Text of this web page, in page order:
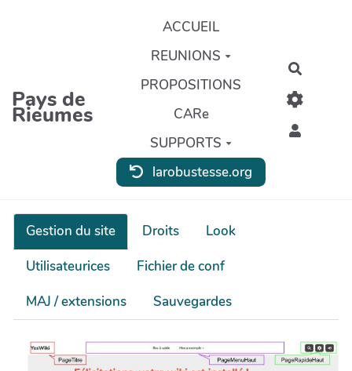
Aller au contenu principal
Pays de
Rieumes
ACCUEIL
REUNIONS
PROPOSITIONS
CARe
SUPPORTS
larobustesse.org
Gestion du site Droits
Look
Utilisateurices
Fichier de conf
MAJ / extensions
Sauvegardes